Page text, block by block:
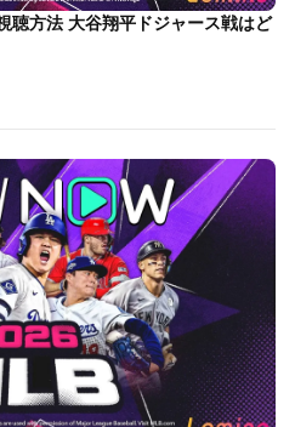
聴方法 大谷翔平ドジャース戦はど